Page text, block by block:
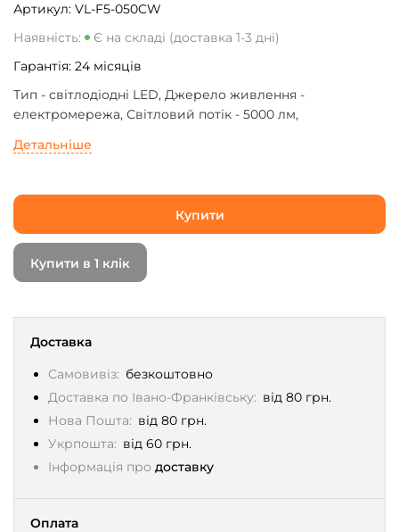
Доставка
Самовивіз: безкоштовно
Доставка по Івано-Франківську: від 80 грн.
Нова Пошта: від 80 грн.
Укрпошта: від 60 грн.
Інформація про доставку
Оплата
Артикул: VL-F5-050CW
Наявність:
Є на складі (доставка 1-3 дні)
Гарантія: 24 місяців
Тип - світлодіодні LED, Джерело живлення -
електромережа, Світловий потік - 5000 лм,
220-240 В, Клас захисту - IP65, IK07
Детальніше
Купити
Купити в 1 клік